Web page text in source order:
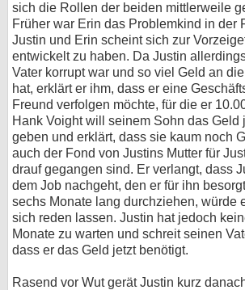
sich die Rollen der beiden mittlerweile
Früher war Erin das Problemkind in der
Justin und Erin scheint sich zur
entwickelt zu haben. Da Justin
Vater korrupt war und so viel Geld an
hat, erklärt er ihm, dass er eine
Freund verfolgen möchte, für die er
Hank Voight will seinem Sohn das Geld
geben und erklärt, dass sie kaum noch
auch der Fond von Justins Mutter für
drauf gegangen sind. Er verlangt, dass
dem Job nachgeht, den er für ihn
sechs Monate lang durchziehen, würde
sich reden lassen. Justin hat jedoch
Monate zu warten und schreit seinen
dass er das Geld jetzt benötigt.
Rasend vor Wut gerät Justin kurz